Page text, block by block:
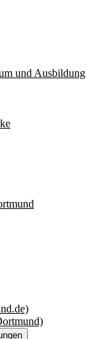
und Ausbildung